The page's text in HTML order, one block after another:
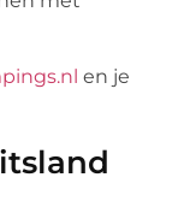
en je